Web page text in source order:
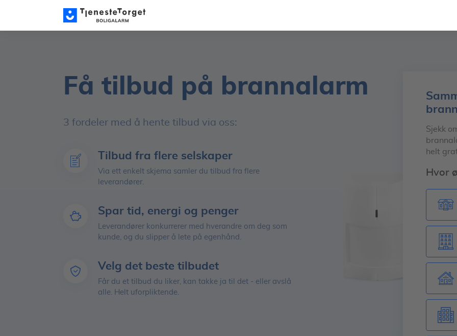
Få tilbud på brannalarm
3 fordeler med å hente tilbud via oss:
Tilbud fra flere selskaper
Via ett enkelt skjema samler du tilbud fra flere
leverandører.
Spar tid, energi og penger
Leverandører konkurrerer med hverandre om deg som
kunde, og du slipper å lete på egenhånd.
Velg det beste tilbudet
Får du et tilbud du liker, kan takke ja til det - eller avslå
alle. Helt uforpliktende.
Sjekk
helt
Hvor